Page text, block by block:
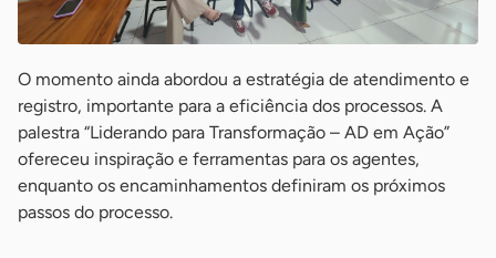
O momento ainda abordou a estratégia de atendimento e
registro, importante para a eficiência dos processos. A
palestra “Liderando para Transformação – AD em Ação”
ofereceu inspiração e ferramentas para os agentes,
enquanto os encaminhamentos definiram os próximos
passos do processo.